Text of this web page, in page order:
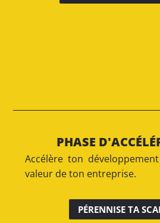
PHASE
Accélère ton
valeur de ton entreprise.
PÉRENNISE TA